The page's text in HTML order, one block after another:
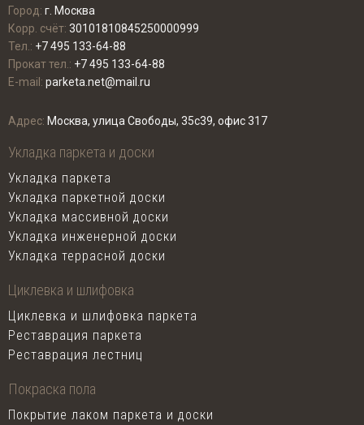
Город: г. Москва
Корр. счёт: 30101810845250000999
Тел.: +7 495 133-64-88
Прокат тел.: +7 495 133-64-88
E-mail: parketa.net@mail.ru
Адрес: Москва, улица Свободы, 35с39, офис 317
Укладка паркета и доски
Укладка паркета
Укладка паркетной доски
Укладка массивной доски
Укладка инженерной доски
Укладка террасной доски
Циклевка и шлифовка
Циклевка и шлифовка паркета
Реставрация паркета
Реставрация лестниц
Покраска пола
Покрытие лаком паркета и доски